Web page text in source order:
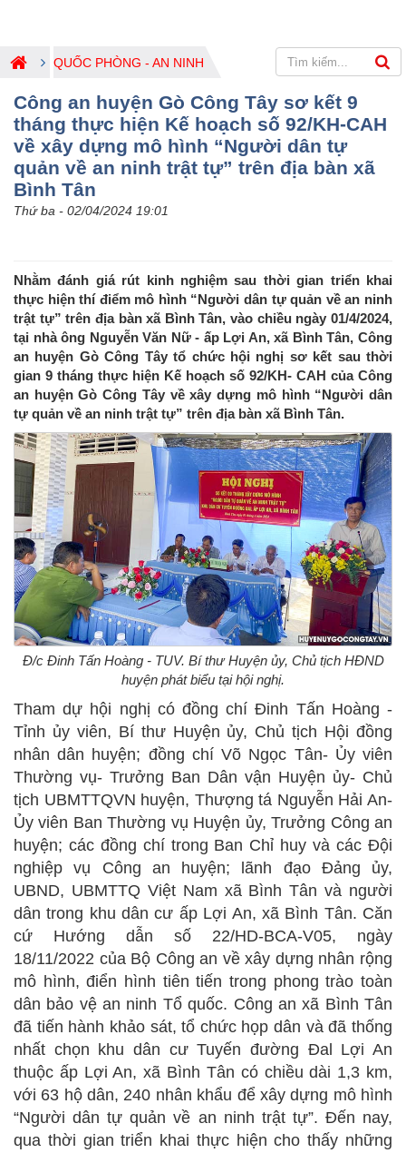
QUỐC PHÒNG - AN NINH
Công an huyện Gò Công Tây sơ kết 9
tháng thực hiện Kế hoạch số 92/KH-CAH
về xây dựng mô hình “Người dân tự
quản về an ninh trật tự” trên địa bàn xã
Bình Tân
Thứ ba - 02/04/2024 19:01
Nhằm đánh giá rút kinh nghiệm sau thời gian triển khai
thực hiện thí điểm mô hình “Người dân tự quản về an ninh
trật tự” trên địa bàn xã Bình Tân, vào chiều ngày 01/4/2024,
tại nhà ông Nguyễn Văn Nữ - ấp Lợi An, xã Bình Tân, Công
an huyện Gò Công Tây tổ chức hội nghị sơ kết sau thời
gian 9 tháng thực hiện Kế hoạch số 92/KH- CAH của Công
an huyện Gò Công Tây về xây dựng mô hình “Người dân
tự quản về an ninh trật tự” trên địa bàn xã Bình Tân.
Đ/c Đinh Tấn Hoàng - TUV. Bí thư Huyện ủy, Chủ tịch HĐND
huyện phát biểu tại hội nghị.
Tham dự hội nghị có đồng chí Đinh Tấn Hoàng -
Tỉnh ủy viên, Bí thư Huyện ủy, Chủ tịch Hội đồng
nhân dân huyện; đồng chí Võ Ngọc Tân- Ủy viên
Thường vụ- Trưởng Ban Dân vận Huyện ủy- Chủ
tịch UBMTTQVN huyện, Thượng tá Nguyễn Hải An-
Ủy viên Ban Thường vụ Huyện ủy, Trưởng Công an
huyện; các đồng chí trong Ban Chỉ huy và các Đội
nghiệp vụ Công an huyện; lãnh đạo Đảng ủy,
UBND, UBMTTQ Việt Nam xã Bình Tân và người
dân trong khu dân cư ấp Lợi An, xã Bình Tân. Căn
cứ Hướng dẫn số 22/HD-BCA-V05, ngày
18/11/2022 của Bộ Công an về xây dựng nhân rộng
mô hình, điển hình tiên tiến trong phong trào toàn
dân bảo vệ an ninh Tổ quốc. Công an xã Bình Tân
đã tiến hành khảo sát, tổ chức họp dân và đã thống
nhất chọn khu dân cư Tuyến đường Đal Lợi An
thuộc ấp Lợi An, xã Bình Tân có chiều dài 1,3 km,
với 63 hộ dân, 240 nhân khẩu để xây dựng mô hình
“Người dân tự quản về an ninh trật tự”. Đến nay,
qua thời gian triển khai thực hiện cho thấy những